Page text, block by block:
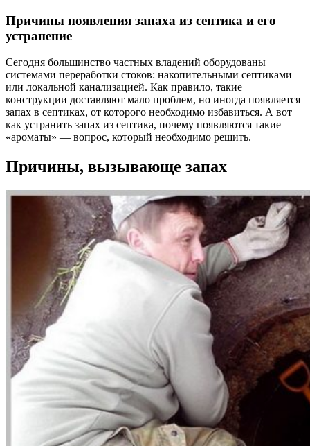
Причины появления запаха из септика и его
устранение
Сегодня большинство частных владений оборудованы
системами переработки стоков: накопительными септиками
или локальной канализацией. Как правило, такие
конструкции доставляют мало проблем, но иногда появляется
запах в септиках, от которого необходимо избавиться. А вот
как устранить запах из септика, почему появляются такие
«ароматы» — вопрос, который необходимо решить.
Причины, вызывающе запах